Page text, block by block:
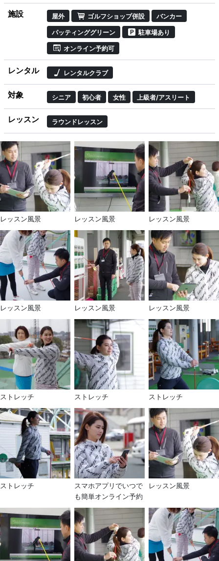
施設 屋外 ゴルフショップ併設 バンカー
パッティンググリーン 駐車場あり
オンライン予約可
レンタル レンタルクラブ
対象 シニア 初心者 女性 上級者/アスリート
レッスン ラウンドレッスン
レッスン風景 レッスン風景 レッスン風景
レッスン風景 レッスン風景 レッスン風景
ストレッチ ストレッチ ストレッチ
ストレッチ
スマホアプリでいつで
も簡単オンライン予約
レッスン風景